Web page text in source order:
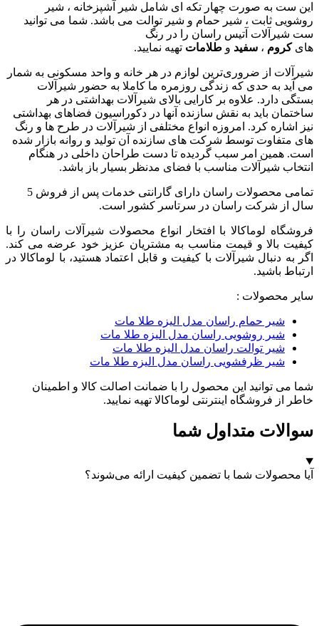
این ست به صورت چهار تکه ای شامل شیر آشپزخانه ، شیر
روشویی ثابت ، شیر حمام و شیر توالت می باشد. شما می توانید
ست شیرآلات آتیس راسان را در رنگ
هایکروم ، سفید و طلامات تهیه نمایید.
شیرآلات از ضروری‌ترین لوازم در هر خانه و واحد مسکونی به شمار
می آید به حدی که زندگی روزمره ما کاملا به حضور شیرآلات
بستگی دارد. علاوه بر کارایی بالای شیرآلات بهداشتی در هر
ساختمان باید به نقش سازنده آنها در دکوراسیون فضاهای بهداشتی
نیز اشاره کرد. امروزه انواع مختلفی از شیرآلات در طرح ها و رنگ
های متفاوت توسط شرکت های سازنده آن تولید و روانه بازار شده
است. همین امر سبب گردیده تا دست طراحان داخلی در هنگام
انتخاب شیرآلات مناسب با فضای مدنظر بسیار باز باشد.
تمامی محصولات راسان دارای
گارانتی خدمات پس از فروش 5
سال از شرکت راسان در سرتاسر کشور است.
فروشگاه لوماکالا با افتخار انواع محصولات شیرآلات راسان را با
کیفیت بالا و قیمت مناسب به مشتریان عزیز خود عرضه می کند.
اگر به دنبال شیرآلات با کیفیت و قابل اعتماد هستید، با لوماکالا در
ارتباط باشید.
سایر محصولات :
شیر حمام راسان مدل الیزه طلا مات
شیر روشویی راسان مدل الیزه طلا مات
شیر توالت راسان مدل الیزه طلا مات
شیر ظرفشویی راسان مدل الیزه طلا مات
شما می توانید این محصول را با ضمانت اصالت کالا و اطمینان
خاطر از فروشگاه اینترنتی لوماکالا تهیه نمایید.
سوالات متداول شما
آیا محصولات شما با تضمین کیفیت ارائه می‌شوند؟